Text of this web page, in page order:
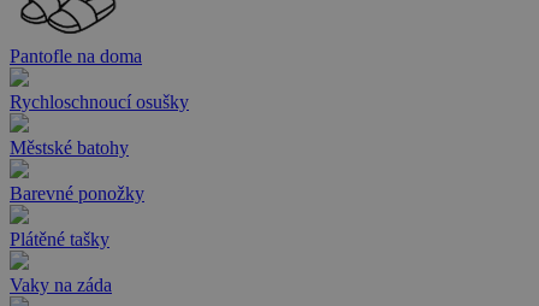
Pantofle na doma
Rychloschnoucí osušky
Městské batohy
Barevné ponožky
Plátěné tašky
Vaky na záda